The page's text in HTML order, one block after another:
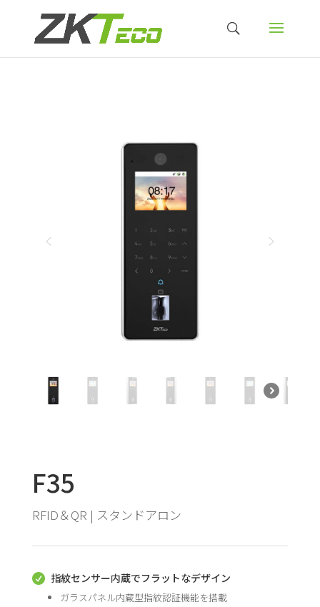
F35
RFID＆QR | スタンドアロン
 指紋センサー内蔵でフラットなデザイン
ガラスパネル内蔵型指紋認証機能を搭載